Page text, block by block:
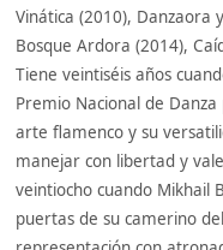
Vinática (2010), Danzaora
Bosque Ardora (2014),
Tiene veintiséis años
Premio Nacional de
arte flamenco y su
manejar con libertad y
veintiocho cuando Mikhail
puertas de su camerino